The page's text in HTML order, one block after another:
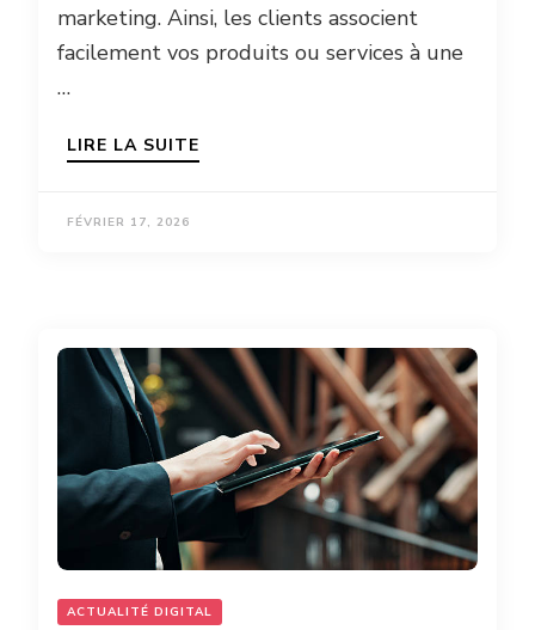
marketing. Ainsi, les clients associent
facilement vos produits ou services à une
…
LIRE LA SUITE
FÉVRIER 17, 2026
ACTUALITÉ DIGITAL